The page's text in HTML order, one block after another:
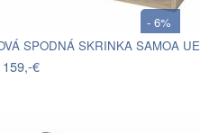
- 6%
159,-€